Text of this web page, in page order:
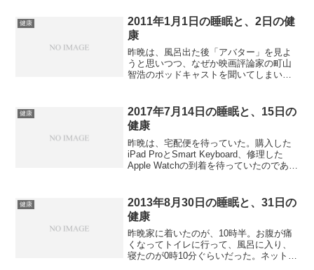
健康
2011年1月1日の睡眠と、2日の健
康
昨晩は、風呂出た後「アバター」を見よ
うと思いつつ、なぜか映画評論家の町山
智浩のポッドキャストを聞いてしまい、
こでトイレに行きたくなり、一度起き
て、再度寝た。今朝は結...
健康
2017年7月14日の睡眠と、15日の
健康
昨晩は、宅配便を待っていた。購入した
iPad ProとSmart Keyboard、修理した
Apple Watchの到着を待っていたのであ
なった。だいたい3...
健康
2013年8月30日の睡眠と、31日の
健康
昨晩家に着いたのが、10時半。お腹が痛
くなってトイレに行って、風呂に入り、
寝たのが0時10分ぐらいだった。ネットを